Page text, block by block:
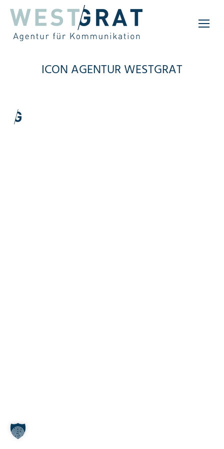
ICON AGENTUR WESTGRAT